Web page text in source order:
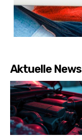
Aktuelle News